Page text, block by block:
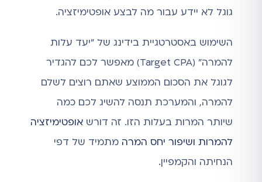
גוגל לא יידע עבור מה לבצע אופטימיזציה.
השימוש באסטרטגיית בידינג של "יעד עלות
להמרה" (Target CPA) מאפשר לכם להגדיר
לגוגל את הסכום הממוצע שאתם רוצים לשלם
להמרה, והמערכת תנסה להשיג לכם כמה
שיותר המרות בעלות הזו. זה דורש אופטימיזציה
להמרות ושיפור יחס המרה מתמיד של דפי
הנחיתה והקמפיין.